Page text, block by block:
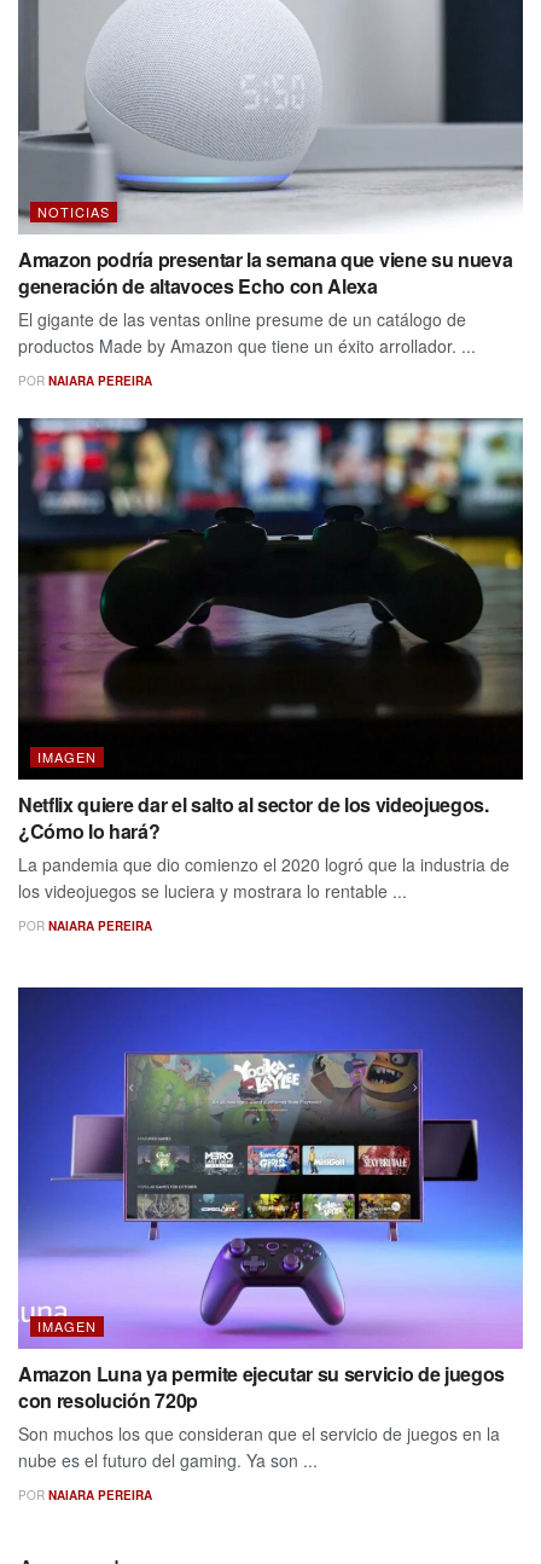
NOTICIAS
Amazon podría presentar la semana que viene su nueva
generación de altavoces Echo con Alexa
El gigante de las ventas online presume de un catálogo de
productos Made by Amazon que tiene un éxito arrollador. ...
POR NAIARA PEREIRA
IMAGEN
Netflix quiere dar el salto al sector de los videojuegos.
¿Cómo lo hará?
La pandemia que dio comienzo el 2020 logró que la industria de
los videojuegos se luciera y mostrara lo rentable ...
POR NAIARA PEREIRA
IMAGEN
Amazon Luna ya permite ejecutar su servicio de juegos
con resolución 720p
Son muchos los que consideran que el servicio de juegos en la
nube es el futuro del gaming. Ya son ...
POR NAIARA PEREIRA